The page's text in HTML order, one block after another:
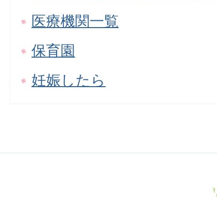
医療機関一覧
保育園
妊娠したら